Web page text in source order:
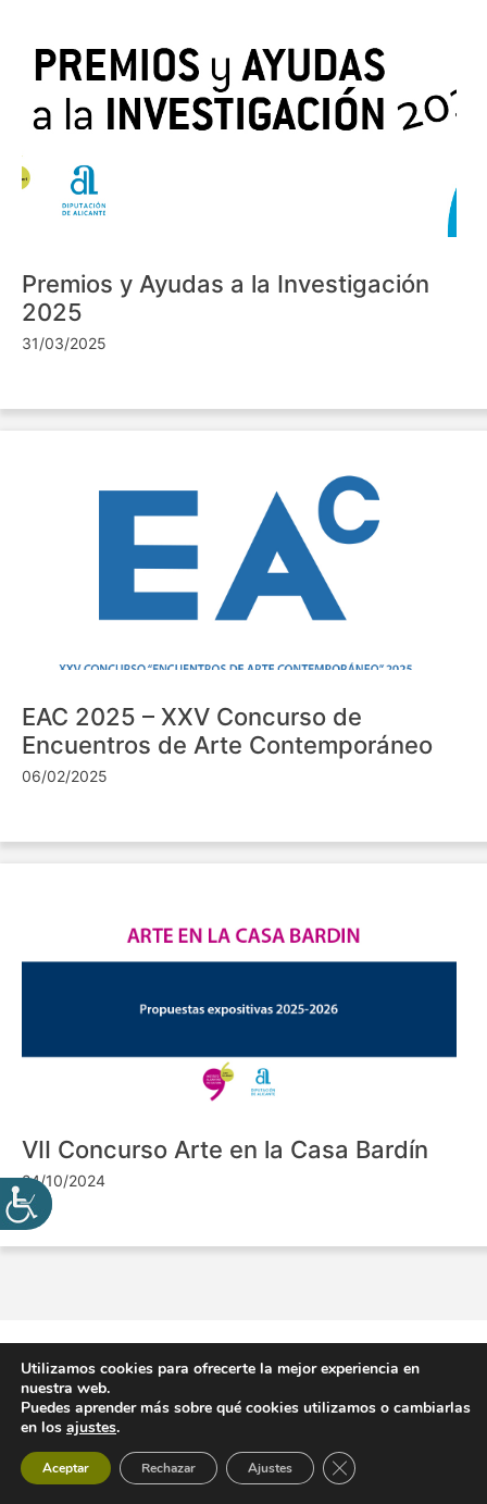
Premios y Ayudas a la Investigación
2025
31/03/2025
EAC 2025 – XXV Concurso de
Encuentros de Arte Contemporáneo
06/02/2025
VII Concurso Arte en la Casa Bardín
24/10/2024
Utilizamos cookies para ofrecerte la mejor experiencia en
nuestra web.
Puedes aprender más sobre qué cookies utilizamos o cambiarlas
en los ajustes.
Aceptar Rechazar Ajustes Cerrar el banner de